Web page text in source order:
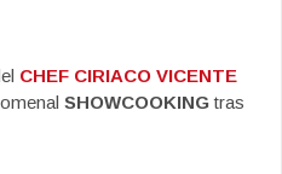
CHEF CIRIACO VICENTE
SHOWCOOKINGtras